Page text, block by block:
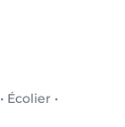
• Écolier •